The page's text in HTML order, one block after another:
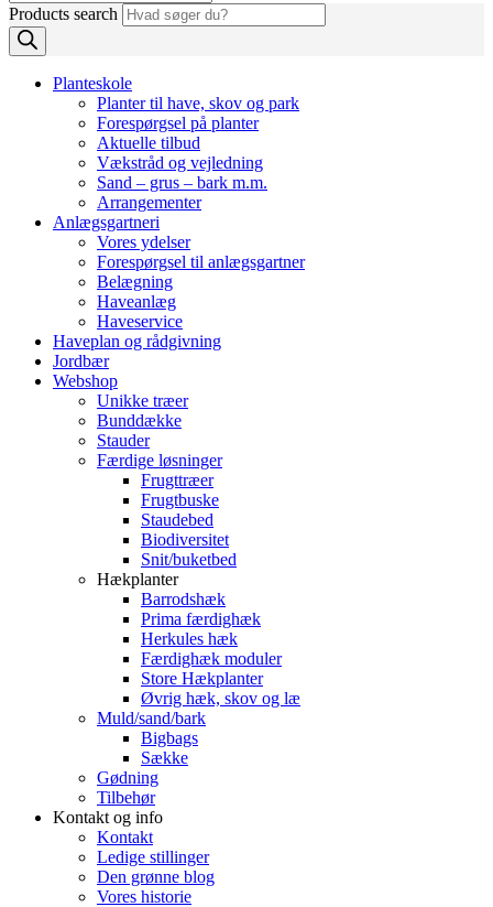
Products search
Planteskole
Planter til have, skov og park
Forespørgsel på planter
Aktuelle tilbud
Vækstråd og vejledning
Sand – grus – bark m.m.
Arrangementer
Anlægsgartneri
Vores ydelser
Forespørgsel til anlægsgartner
Belægning
Haveanlæg
Haveservice
Haveplan og rådgivning
Jordbær
Webshop
Unikke træer
Bunddække
Stauder
Færdige løsninger
Frugttræer
Frugtbuske
Staudebed
Biodiversitet
Snit/buketbed
Hækplanter
Barrodshæk
Prima færdighæk
Herkules hæk
Færdighæk moduler
Store Hækplanter
Øvrig hæk, skov og læ
Muld/sand/bark
Bigbags
Sække
Gødning
Tilbehør
Kontakt og info
Kontakt
Ledige stillinger
Den grønne blog
Vores historie